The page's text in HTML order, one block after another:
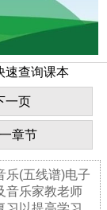
速查询课本
下一页
一章节
乐(五线谱)电子
音乐家教老师